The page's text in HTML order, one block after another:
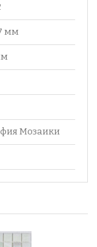
мм
Мозаики